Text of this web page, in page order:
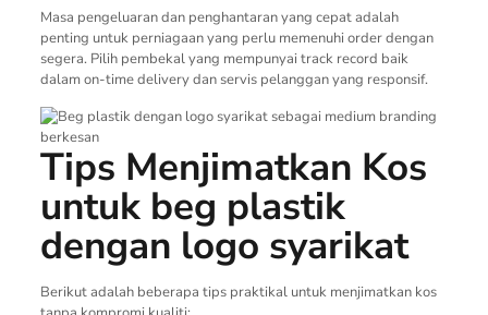
Masa pengeluaran dan penghantaran yang cepat adalah
penting untuk perniagaan yang perlu memenuhi order dengan
segera. Pilih pembekal yang mempunyai track record baik
dalam on-time delivery dan servis pelanggan yang responsif.
Tips Menjimatkan Kos
untuk beg plastik
dengan logo syarikat
Berikut adalah beberapa tips praktikal untuk menjimatkan kos